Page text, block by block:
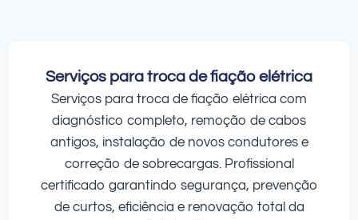
Serviços para troca de fiação elétrica
Serviços para troca de fiação elétrica com
diagnóstico completo, remoção de cabos
antigos, instalação de novos condutores e
correção de sobrecargas. Profissional
certificado garantindo segurança, prevenção
de curtos, eficiência e renovação total da